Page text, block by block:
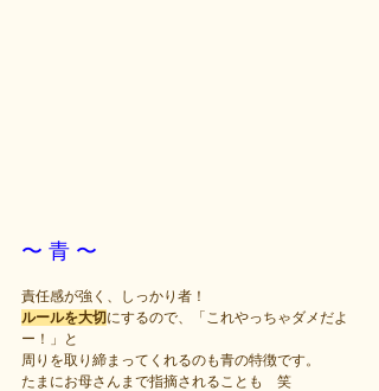
〜 青 〜
責任感が強く、しっかり者！
ルールを大切にするので、「これやっちゃダメだよ
ー！」と
周りを取り締まってくれるのも青の特徴です。
たまにお母さんまで指摘されることも　笑